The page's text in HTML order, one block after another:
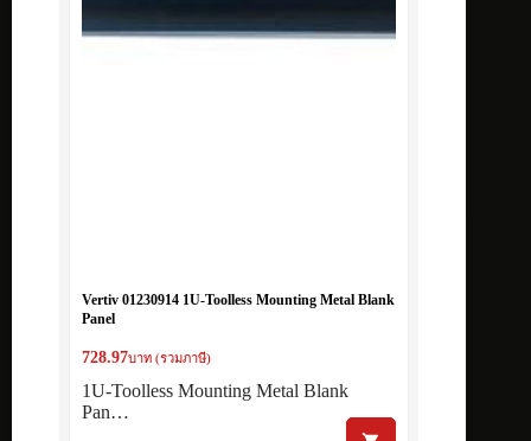
Vertiv 01230914 1U-Toolless Mounting Metal Blank
Panel
728.97บาท (รวมภาษี)
1U-Toolless Mounting Metal Blank
Pan…